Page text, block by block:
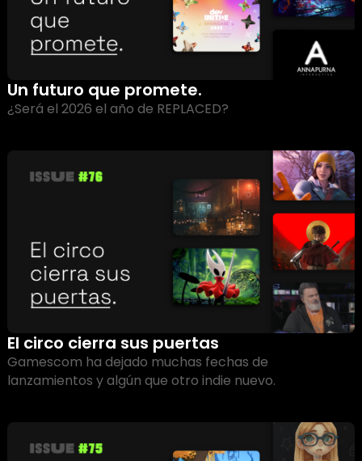
Un futuro que promete.
¿Será el 2026 el año de REPLACED?
El circo cierra sus puertas
Gamescom ha dejado muchas fechas de
lanzamientos y algún que otro indie nuevo.